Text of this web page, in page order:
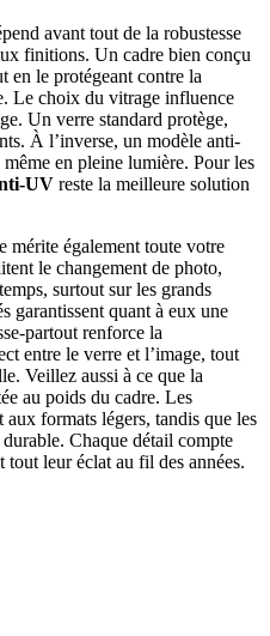
avant tout de la robustesse
finitions. Un cadre bien conçu
en le protégeant contre la
Le choix du vitrage influence
Un verre standard protège,
À l’inverse, un modèle anti-
en pleine lumière. Pour les
UV reste la meilleure solution
mérite également toute votre
le changement de photo,
surtout sur les grands
garantissent quant à eux une
partout renforce la
entre le verre et l’image, tout
Veillez aussi à ce que la
au poids du cadre. Les
aux formats légers, tandis que les
Chaque détail compte
leur éclat au fil des années.